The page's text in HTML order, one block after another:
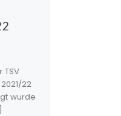
22
wurde